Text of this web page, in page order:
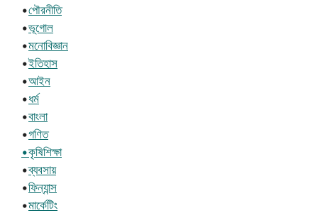
•পৌরনীতি
•ভূগোল
•মনোবিজ্ঞান
•ইতিহাস
•আইন
•ধর্ম
•বাংলা
•গণিত
•কৃষিশিক্ষা
•ব্যবসায়
•ফিন্যান্স
•মার্কেটিং